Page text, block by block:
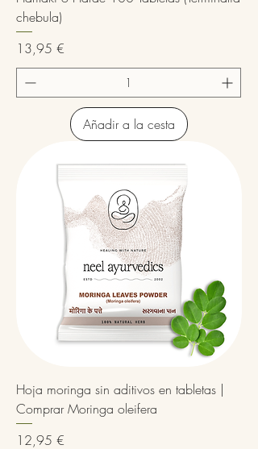
chebula)
Precio
13,95 €
Añadir a la cesta
Hoja moringa sin aditivos en tabletas |
Comprar Moringa oleifera
Precio
12,95 €